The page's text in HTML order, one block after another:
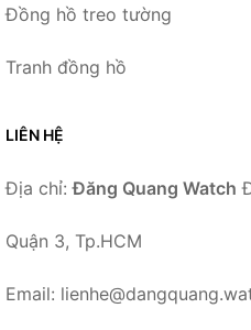
Đồng hồ treo tường
Tranh đồng hồ
LIÊN HỆ
Địa chỉ:Đăng Quang Watch
Quận 3, Tp.HCM
Email: